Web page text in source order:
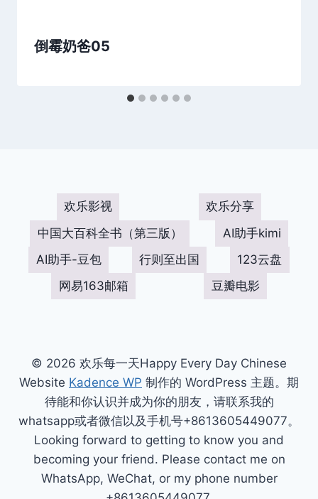
倒霉奶爸05
欢乐影视
欢乐分享
中国大百科全书（第三版）
AI助手kimi
AI助手-豆包
行则至出国
123云盘
网易163邮箱
豆瓣电影
© 2026 欢乐每一天Happy Every Day Chinese
Website Kadence WP 制作的 WordPress 主题。期
待能和你认识并成为你的朋友，请联系我的
whatsapp或者微信以及手机号+8613605449077。
Looking forward to getting to know you and
becoming your friend. Please contact me on
WhatsApp, WeChat, or my phone number